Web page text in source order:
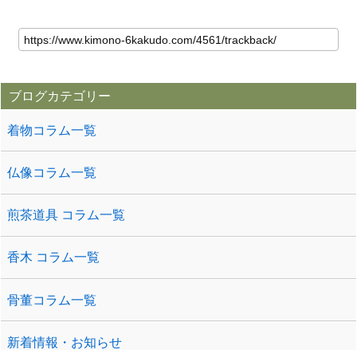
ブログカテゴリー
着物コラム一覧
仏像コラム一覧
煎茶道具 コラム一覧
香木 コラム一覧
骨董コラム一覧
新着情報・お知らせ